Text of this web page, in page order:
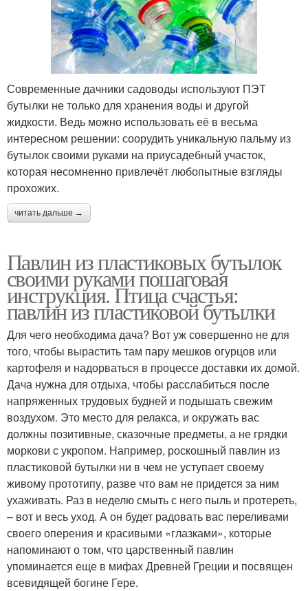
Современные дачники садоводы используют ПЭТ
бутылки не только для хранения воды и другой
жидкости. Ведь можно использовать её в весьма
интересном решении: соорудить уникальную пальму из
бутылок своими руками на приусадебный участок,
которая несомненно привлечёт любопытные взгляды
прохожих.
читать дальше →
Павлин из пластиковых бутылок
своими руками пошаговая
инструкция. Птица счастья:
павлин из пластиковой бутылки
Для чего необходима дача? Вот уж совершенно не для
того, чтобы вырастить там пару мешков огурцов или
картофеля и надорваться в процессе доставки их домой.
Дача нужна для отдыха, чтобы расслабиться после
напряженных трудовых будней и подышать свежим
воздухом. Это место для релакса, и окружать вас
должны позитивные, сказочные предметы, а не грядки
моркови с укропом. Например, роскошный павлин из
пластиковой бутылки ни в чем не уступает своему
живому прототипу, разве что вам не придется за ним
ухаживать. Раз в неделю смыть с него пыль и протереть,
– вот и весь уход. А он будет радовать вас переливами
своего оперения и красивыми «глазками», которые
напоминают о том, что царственный павлин
упоминается еще в мифах Древней Греции и посвящен
всевидящей богине Гере.